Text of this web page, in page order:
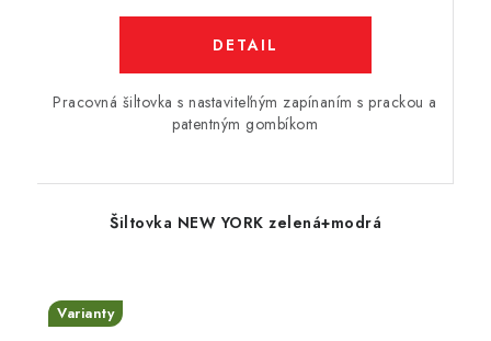
DETAIL
Pracovná šiltovka s nastaviteľným zapínaním s prackou a
patentným gombíkom
Šiltovka NEW YORK zelená+modrá
Varianty